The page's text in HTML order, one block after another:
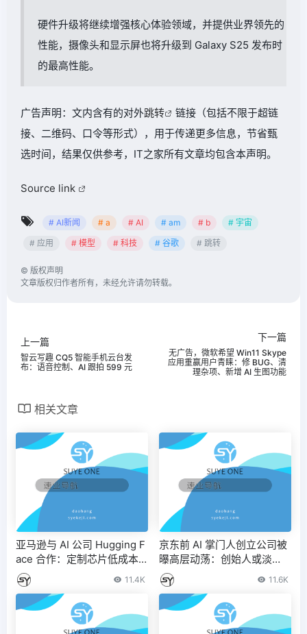
硬件升级将继续增强核心体验领域，并提供业界领先的
性能，摄像头和显示屏也将升级到 Galaxy S25 发布时
的最高性能。
广告声明：文内含有的对外跳转
链接（包括不限于超链
接、二维码、口令等形式），用于传递更多信息，节省甄
选时间，结果仅供参考，IT之家所有文章均包含本声明。
Source link
# AI新闻 # a # AI # am # b
# 宇宙
# 应用
# 模型 # 科技 # 谷歌 # 跳转
© 版权声明
文章版权归作者所有，未经允许请勿转载。
上一篇
智云写趣 CQ5 智能手机云台发
布：语音控制、AI 跟拍 599 元
下一篇
无广告，微软希望 Win11 Skype
应用重赢用户青睐：修 BUG、清
理杂项、新增 AI 生图功能
相关文章
亚马逊与 AI 公司 Hugging F
ace 合作：定制芯片低成本
运行 AI 模型
11.4K
京东前 AI 掌门人创立公司被
曝高层动荡：创始人或淡
出，合伙人及多名高管离职 –
IT之家
11.6K